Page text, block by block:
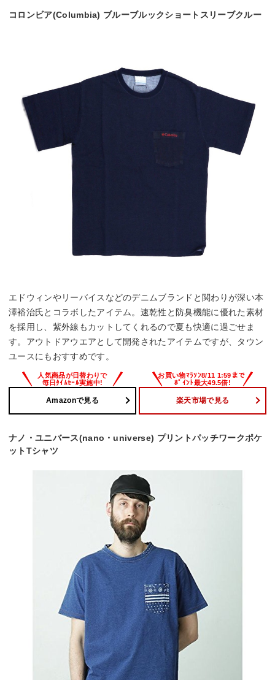
コロンビア(Columbia) ブルーブルックショートスリーブクルー
エドウィンやリーバイスなどのデニムブランドと関わりが深い本
澤裕治氏とコラボしたアイテム。速乾性と防臭機能に優れた素材
を採用し、紫外線もカットしてくれるので夏も快適に過ごせま
す。アウトドアウエアとして開発されたアイテムですが、タウン
ユースにもおすすめです。
Amazonで見る 楽天市場で見る
ナノ・ユニバース(nano・universe) プリントパッチワークポケ
ットTシャツ